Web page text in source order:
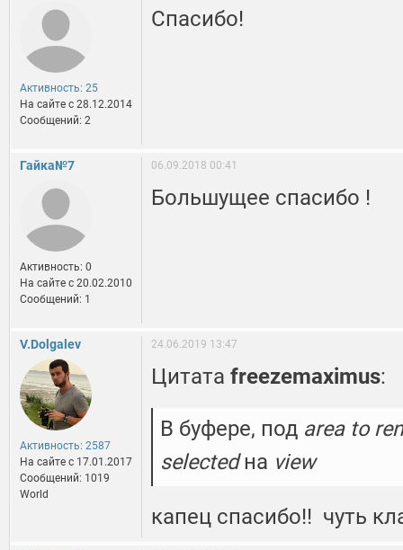
Активность: 25
На сайте c 28.12.2014
Сообщений: 2
Спасибо!
Гайка№7
Активность: 0
На сайте c 20.02.2010
Сообщений: 1
06.09.2018 00:41
Большущее спасибо !
V.Dolgalev
Активность: 2587
На сайте c 17.01.2017
Сообщений: 1019
World
24.06.2019 13:47
Цитата freezemaximus:
В буфере, под area to
selectedна view
капец спасибо!! чуть